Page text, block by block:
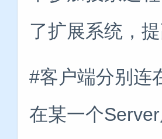
了扩展系统，
#客户端分别连
在某一个